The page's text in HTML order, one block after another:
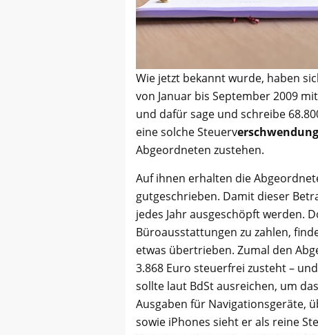
Wie jetzt bekannt wurde, haben
von Januar bis September 2009
und dafür sage und schreibe
eine solche Steuerverschwendung
Abgeordneten zustehen.
Auf ihnen erhalten die
gutgeschrieben. Damit dieser
jedes Jahr ausgeschöpft werden.
Büroausstattungen zu zahlen,
etwas übertrieben. Zumal den
3.868 Euro steuerfrei zusteht –
sollte laut BdSt ausreichen, um
Ausgaben für Navigationsgeräte,
sowie iPhones sieht er als reine